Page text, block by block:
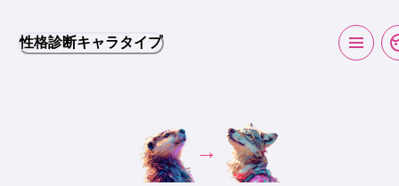
性格診断キャラタイプ
→